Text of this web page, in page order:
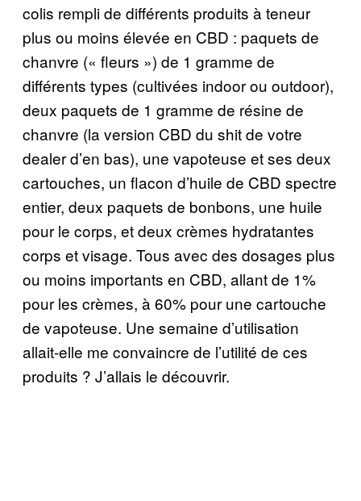
colis rempli de différents produits à teneur
plus ou moins élevée en CBD : paquets de
chanvre (« fleurs ») de 1 gramme de
différents types (cultivées indoor ou outdoor),
deux paquets de 1 gramme de résine de
chanvre (la version CBD du shit de votre
dealer d’en bas), une vapoteuse et ses deux
cartouches, un flacon d’huile de CBD spectre
entier, deux paquets de bonbons, une huile
pour le corps, et deux crèmes hydratantes
corps et visage. Tous avec des dosages plus
ou moins importants en CBD, allant de 1%
pour les crèmes, à 60% pour une cartouche
de vapoteuse. Une semaine d’utilisation
allait-elle me convaincre de l’utilité de ces
produits ? J’allais le découvrir.